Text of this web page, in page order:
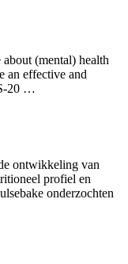
(mental) health
an effective and
20 …
ontwikkeling van
profiel en
onderzochten